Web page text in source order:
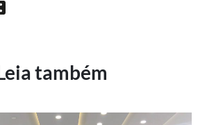
também